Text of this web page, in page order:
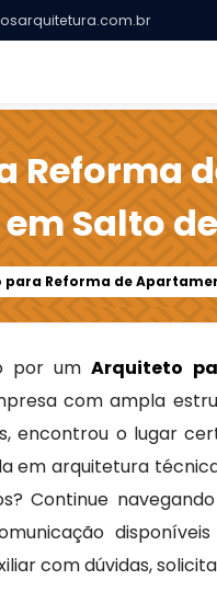
Reforma
Salto
Reforma de
por umArquiteto
com ampla
encontrou o lugar
em arquitetura
Continue
com dúvidas,